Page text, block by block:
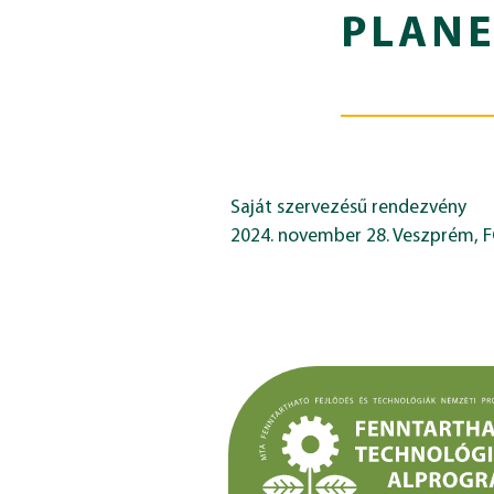
Saját szervezésű rendezvény
2024. november 28. Veszprém,